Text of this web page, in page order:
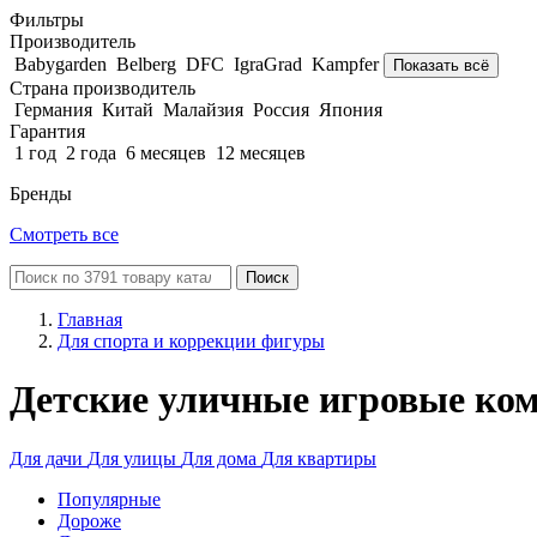
Фильтры
Производитель
Babygarden Belberg DFC IgraGrad Kampfer Показать всё
Страна производитель
Германия Китай Малайзия Россия Япония
Гарантия
1 год 2 года 6 месяцев 12 месяцев
Бренды
Смотреть все
Поиск
Главная
Для спорта и коррекции фигуры
Детские уличные игровые
Для дачи Для улицы Для дома Для квартиры
Популярные
Дороже